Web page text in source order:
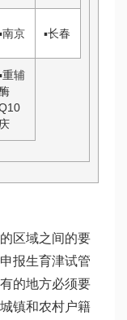
南京 ▪长春
重辅
庆
区域之间的要
报生育津试管
的地方必须要
镇和农村户籍